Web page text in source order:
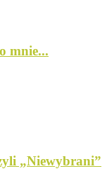
mnie...
„Niewybrani”